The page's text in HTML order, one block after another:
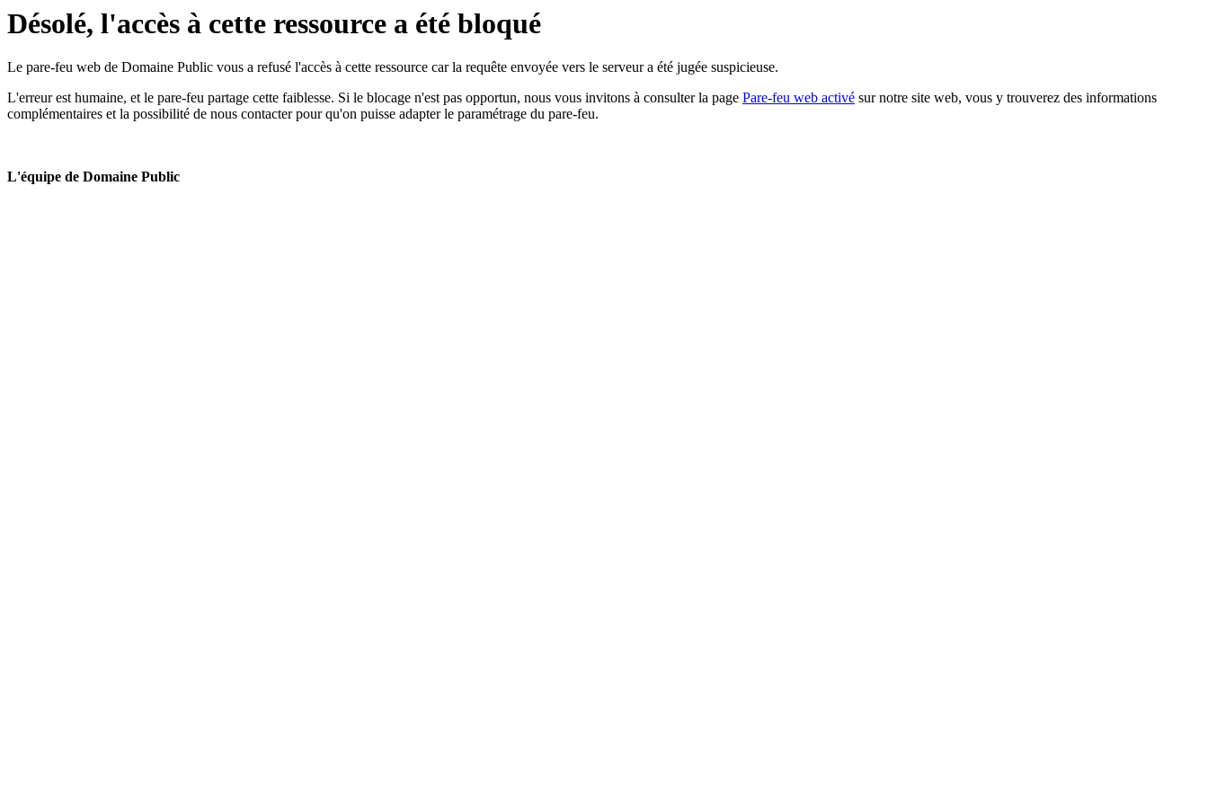
Désolé, l'accès à cette ressource a été bloqué
Le pare-feu web de Domaine Public vous a refusé l'accès à cette ressource car la requête envoyée vers le serveur a été jugée suspicieuse.
L'erreur est humaine, et le pare-feu partage cette faiblesse. Si le blocage n'est pas opportun, nous vous invitons à consulter la page Pare-feu web activé sur notre site web, vous y trouverez des informations
complémentaires et la possibilité de nous contacter pour qu'on puisse adapter le paramétrage du pare-feu.
L'équipe de Domaine Public